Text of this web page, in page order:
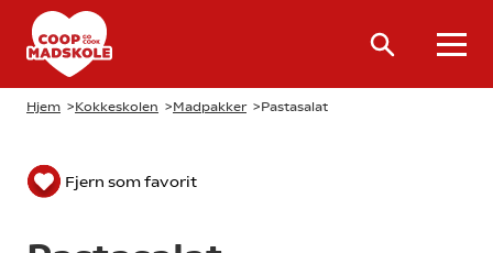
Hjem >Kokkeskolen >Madpakker >Pastasalat
Fjern som favorit